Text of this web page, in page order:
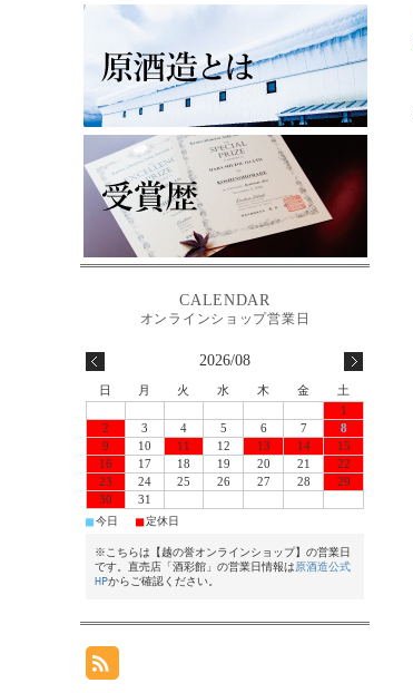
2026/08
日 月 火 水 木 金
土
1
2
3 4 5 6 7
8
9
10 11 12 13 14
15
16
17 18 19 20 21
22
23
24 25 26 27 28
29
30
31
■今日 ■定休日
※こちらは【越の誉オンラインショップ】の営業日
です。直売店「酒彩館」の営業日情報は原酒造公式
HPからご確認ください。